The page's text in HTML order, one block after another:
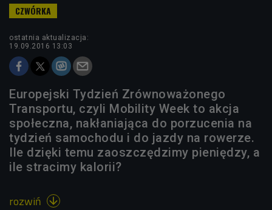
ostatnia aktualizacja:
19.09.2016 13:03
Europejski Tydzień Zrównoważonego
Transportu, czyli Mobility Week to akcja
społeczna, nakłaniająca do porzucenia na
tydzień samochodu i do jazdy na rowerze.
Ile dzięki temu zaoszczędzimy pieniędzy, a
ile stracimy kalorii?
rozwiń 